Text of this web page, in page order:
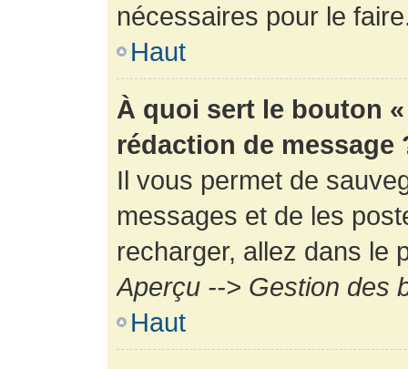
nécessaires pour le
Haut
À quoi sert le bouton
rédaction de message
Il vous permet de
messages et de les
recharger, allez dans le
Aperçu --> Gestion des
Haut